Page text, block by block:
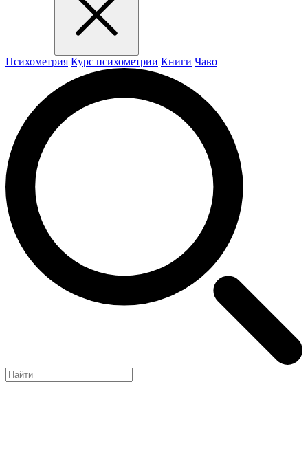
Психометрия Курс психометрии Книги Чаво